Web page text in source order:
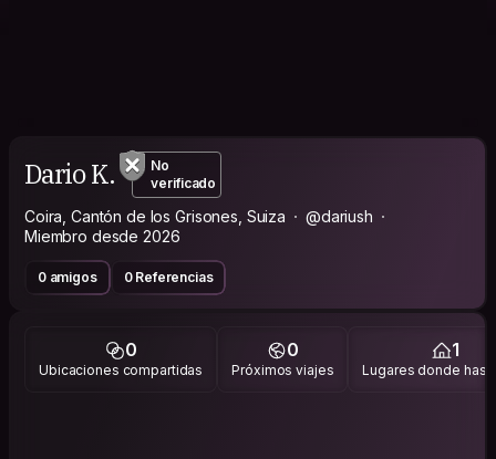
Dario K.
No
verificado
Coira, Cantón de los Grisones, Suiza
@dariush
Miembro desde 2026
0 amigos 0 Referencias
0
Ubicaciones compartidas
0
Próximos viajes
1
Lugares donde has